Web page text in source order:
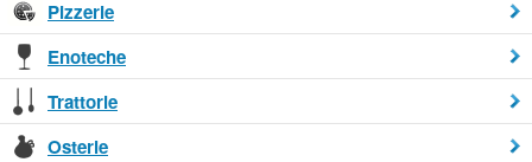
Pizzerie
Enoteche
Trattorie
Osterie